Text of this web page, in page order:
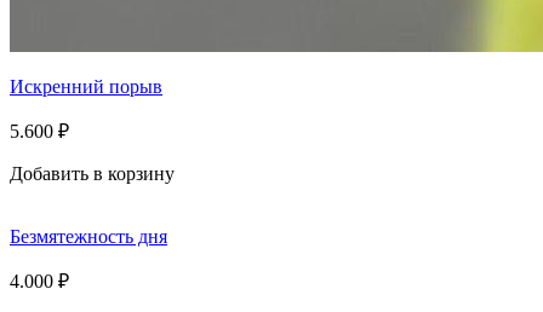
Искренний порыв
5.600 ₽
Добавить в корзину
Безмятежность дня
4.000 ₽